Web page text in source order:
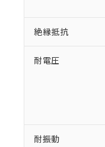
絶縁抵抗
耐電圧
耐振動